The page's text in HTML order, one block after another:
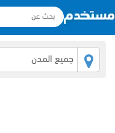
جميع المدن